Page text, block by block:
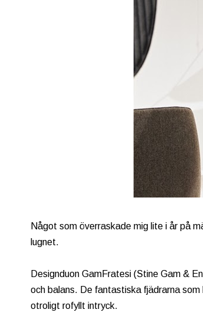
Något som överraskade mig lite i år på
lugnet.
Designduon GamFratesi (Stine Gam &
och balans. De fantastiska fjädrarna
otroligt rofyllt intryck.